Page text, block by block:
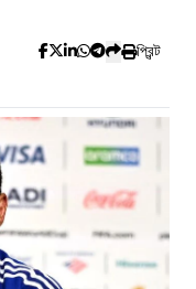
প্রিন্ট